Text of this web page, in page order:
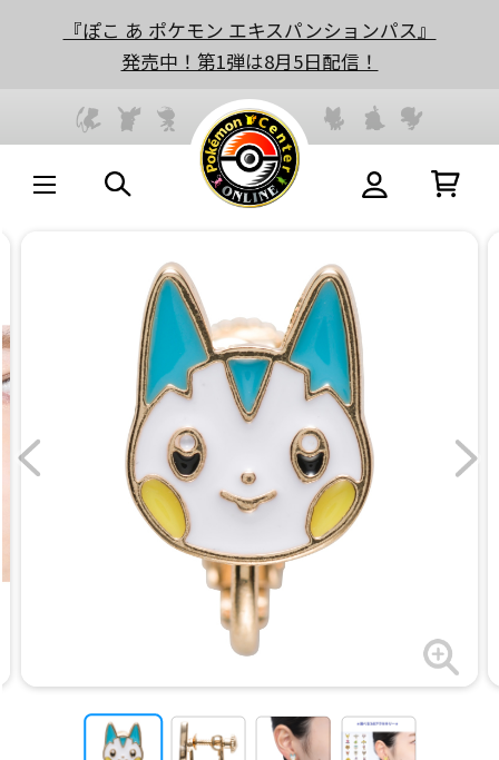
『ぽこ あ ポケモン エキスパンションパス』
発売中！第1弾は8月5日配信！